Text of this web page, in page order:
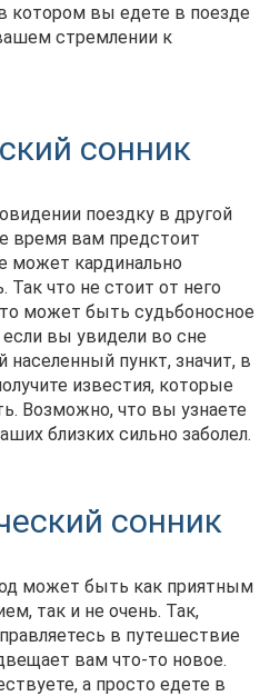
котором вы едете в поезде
стремлении к
сонник
поездку в другой
время вам предстоит
может кардинально
что не стоит от него
может быть судьбоносное
вы увидели во сне
населенный пункт, значит, в
известия, которые
Возможно, что вы узнаете
близких сильно заболел.
сонник
может быть как приятным
так и не очень. Так,
в путешествие
вам что-то новое.
а просто едете в